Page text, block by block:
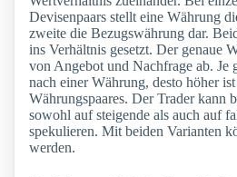
Devisenpaars stellt eine Währung
zweite die Bezugswährung dar.
ins Verhältnis gesetzt. Der genaue
von Angebot und Nachfrage ab. Je
nach einer Währung, desto höher
Währungspaares. Der Trader kann
sowohl auf steigende als auch auf
spekulieren. Mit beiden Varianten
werden.